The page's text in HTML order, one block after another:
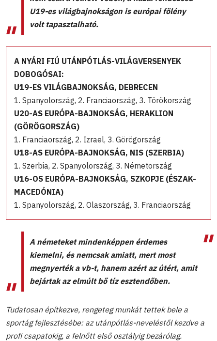
U19-es világbajnokságon is európai fölény
volt tapasztalható.
A NYÁRI FIÚ UTÁNPÓTLÁS-VILÁGVERSENYEK
DOBOGÓSAI:
U19-ES VILÁGBAJNOKSÁG, DEBRECEN
1. Spanyolország, 2. Franciaország, 3. Törökország
U20-AS EURÓPA-BAJNOKSÁG, HERAKLION
(GÖRÖGORSZÁG)
1. Franciaország, 2. Izrael, 3. Görögország
U18-AS EURÓPA-BAJNOKSÁG, NIS (SZERBIA)
1. Szerbia, 2. Spanyolország, 3. Németország
U16-OS EURÓPA-BAJNOKSÁG, SZKOPJE (ÉSZAK-
MACEDÓNIA)
1. Spanyolország, 2. Olaszország, 3. Franciaország
A németeket mindenképpen érdemes
kiemelni, és nemcsak amiatt, mert most
megnyerték a vb-t, hanem azért az útért, amit
bejártak az elmúlt bő tíz esztendőben.
Tudatosan építkezve, rengeteg munkát tettek bele a
sportág fejlesztésébe: az utánpótlás-neveléstől kezdve a
profi csapatokig, a felnőtt első osztályig bezárólag.